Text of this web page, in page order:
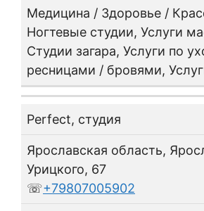
Медицина / Здоровье /
Ногтевые студии, Услуги
Студии загара, Услуги по
ресницами / бровями,
Perfect, студия
Ярославская область,
Урицкого, 67
☏+79807005902